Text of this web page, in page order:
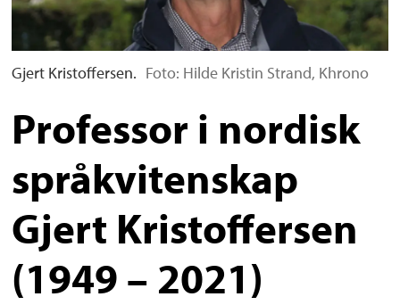
Gjert Kristoffersen. Foto: Hilde Kristin Strand, Khrono
Professor i nordisk
språkvitenskap
Gjert Kristoffersen
(1949 – 2021)